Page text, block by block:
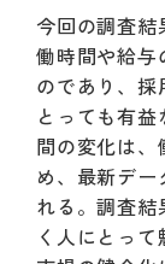
今回の調査結
働時間や給与
のであり、
とっても有
間の変化は
め、最新デ
れる。調査
く人にとっ